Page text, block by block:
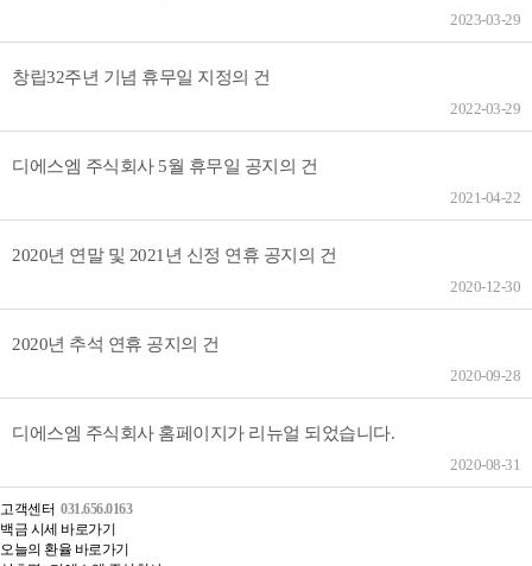
2023-03-29
창립32주년 기념 휴무일 지정의 건
2022-03-29
디에스엠 주식회사 5월 휴무일 공지의 건
2021-04-22
2020년 연말 및 2021년 신정 연휴 공지의 건
2020-12-30
2020년 추석 연휴 공지의 건
2020-09-28
디에스엠 주식회사 홈페이지가 리뉴얼 되었습니다.
2020-08-31
고객센터 031.656.0163
백금 시세 바로가기
오늘의 환율 바로가기